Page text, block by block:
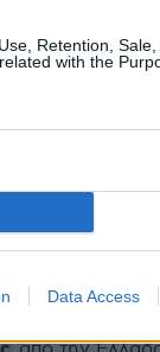
Retention,
with the
Data Access
την ηλικία
56χρονη
της